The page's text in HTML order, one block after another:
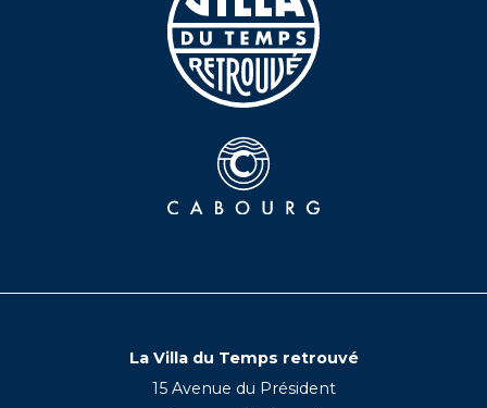
La Villa du Temps retrouvé
15 Avenue du Président